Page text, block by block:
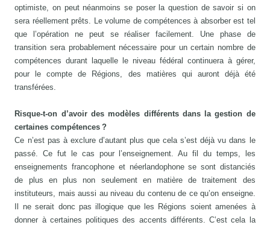
optimiste, on peut néanmoins se poser la question de savoir si on
sera réellement prêts. Le volume de compétences à absorber est tel
que l’opération ne peut se réaliser facilement. Une phase de
transition sera probablement nécessaire pour un certain nombre de
compétences durant laquelle le niveau fédéral continuera à gérer,
pour le compte de Régions, des matières qui auront déjà été
transférées.
Risque-t-on d’avoir des modèles différents dans la gestion de
certaines compétences ?
Ce n’est pas à exclure d’autant plus que cela s’est déjà vu dans le
passé. Ce fut le cas pour l’enseignement. Au fil du temps, les
enseignements francophone et néerlandophone se sont distanciés
de plus en plus non seulement en matière de traitement des
instituteurs, mais aussi au niveau du contenu de ce qu’on enseigne.
Il ne serait donc pas illogique que les Régions soient amenées à
donner à certaines politiques des accents différents. C’est cela la